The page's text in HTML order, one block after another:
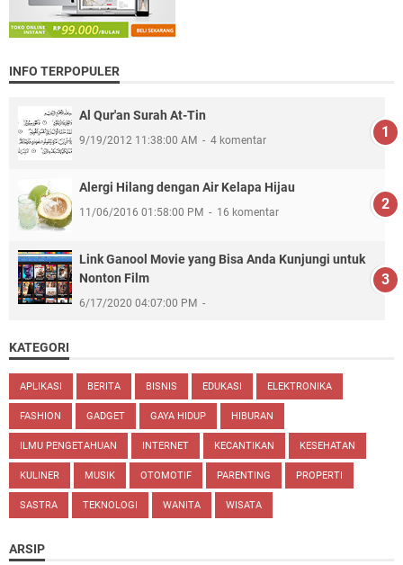
INFO TERPOPULER
Al Qur'an Surah At-Tin
9/19/2012 11:38:00 AM 4 komentar
Alergi Hilang dengan Air Kelapa Hijau
11/06/2016 01:58:00 PM 16 komentar
Link Ganool Movie yang Bisa Anda Kunjungi untuk
Nonton Film
6/17/2020 04:07:00 PM
KATEGORI
APLIKASI BERITA BISNIS EDUKASI ELEKTRONIKA
FASHION GADGET GAYA HIDUP HIBURAN
ILMU PENGETAHUAN INTERNET KECANTIKAN KESEHATAN
KULINER MUSIK OTOMOTIF PARENTING PROPERTI
SASTRA TEKNOLOGI WANITA WISATA
ARSIP